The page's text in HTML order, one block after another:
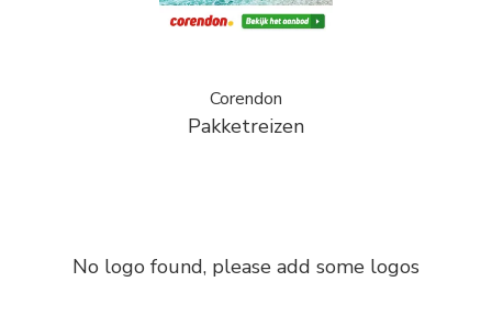
Corendon
Pakketreizen
No logo found, please add some logos